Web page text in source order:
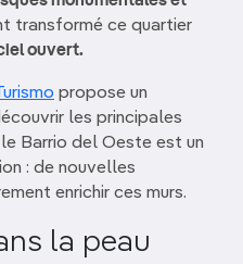
transformé ce quartier
ouvert.
propose un
les principales
Barrio del Oeste est un
: de nouvelles
enrichir ces murs.
la peau